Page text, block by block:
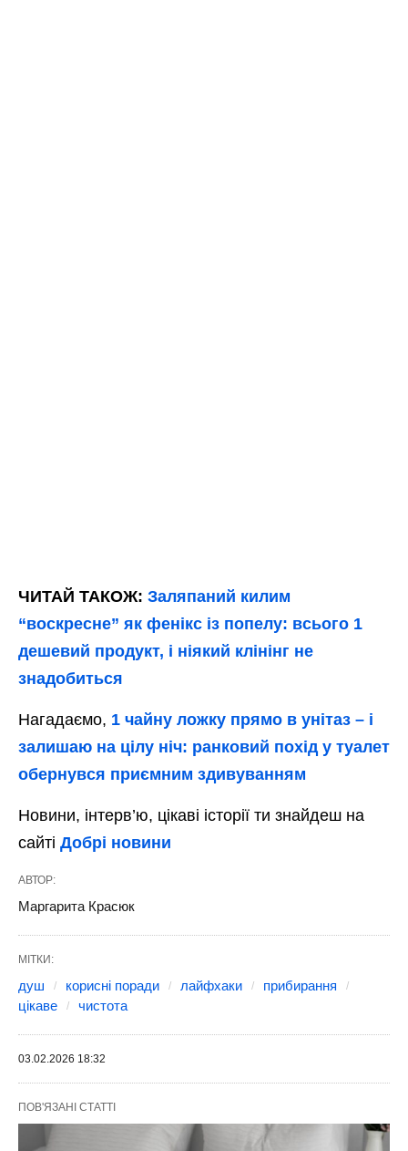
ЧИТАЙ ТАКОЖ: Заляпаний килим
“воскресне” як фенікс із попелу: всього 1
дешевий продукт, і ніякий клінінг не
знадобиться
Нагадаємо, 1 чайну ложку прямо в унітаз – і
залишаю на цілу ніч: ранковий похід у туалет
обернувся приємним здивуванням
Новини, інтерв’ю, цікаві історії ти знайдеш на
сайті Добрі новини
АВТОР:
Маргарита Красюк
МІТКИ:
душ корисні поради лайфхаки
прибирання
цікаве
чистота
03.02.2026 18:32
ПОВ'ЯЗАНІ СТАТТІ